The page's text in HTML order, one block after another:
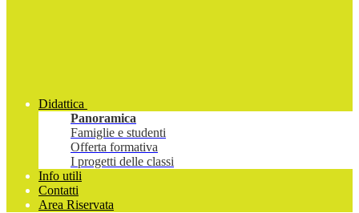
Didattica
Panoramica
Famiglie e studenti
Offerta formativa
I progetti delle classi
Info utili
Contatti
Area Riservata